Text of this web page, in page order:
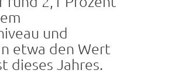
und
etwa den Wert
dieses Jahres.